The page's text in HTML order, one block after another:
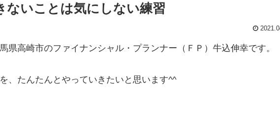
ないことは気にしない練習
県高崎市のファイナンシャル・プランナー（ＦＰ）牛込伸幸です。
、たんたんとやっていきたいと思います^^